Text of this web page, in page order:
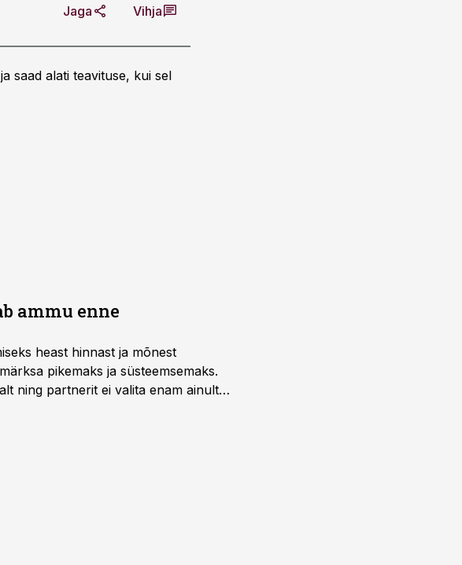
Jaga Vihja
saad alati teavituse, kui sel
ammu enne
heast hinnast ja mõnest
pikemaks ja süsteemsemaks.
ning partnerit ei valita enam ainult